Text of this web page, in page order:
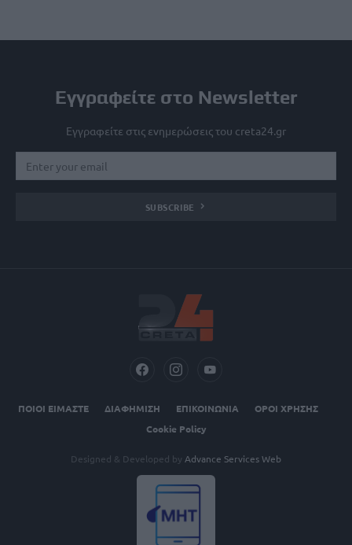
Εγγραφείτε στο Newsletter
Εγγραφείτε στις ενημερώσεις του creta24.gr
SUBSCRIBE
ΠΟΙΟΙ ΕΙΜΑΣΤΕ ΔΙΑΦΗΜΙΣΗ ΕΠΙΚΟΙΝΩΝΙΑ
ΟΡΟΙ ΧΡΗΣΗΣ
Cookie Policy
Designed & Developed by Advance Services Web